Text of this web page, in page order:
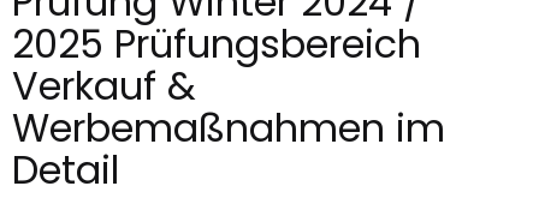
2025 Prüfungsbereich
Verkauf &
Werbemaßnahmen im
Detail